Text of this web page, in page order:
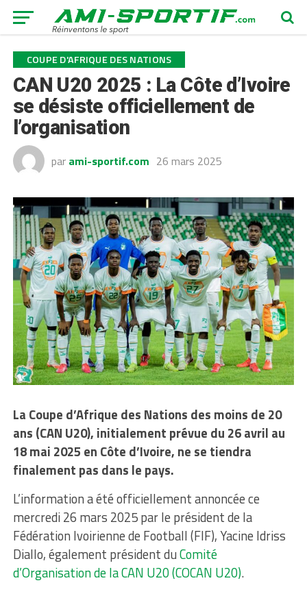
COUPE D'AFRIQUE DES NATIONS
CAN U20 2025 : La Côte d’Ivoire
se désiste officiellement de
l’organisation
par ami-sportif.com 26 mars 2025
La Coupe d’Afrique des Nations des moins de 20
ans (CAN U20), initialement prévue du 26 avril au
18 mai 2025 en Côte d’Ivoire, ne se tiendra
finalement pas dans le pays.
L’information a été officiellement annoncée ce
mercredi 26 mars 2025 par le président de la
Fédération Ivoirienne de Football (FIF), Yacine Idriss
Diallo, également président duComité
d’Organisation de la CAN U20 (COCAN U20).